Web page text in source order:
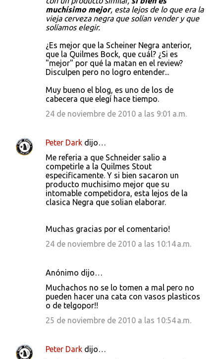
muchísimo mejor, esta lejos de lo que era la
vieja cerveza negra que solían vender y que
solíamos elegir.
¿Es mejor que la Scheiner Negra anterior,
que la Quilmes Bock, que cuál? ¿Si es
"mejor" por qué la matan en el review?
Disculpen pero no logro entender...
Muy bueno el blog, es uno de los de
cabecera que elegí hace tiempo.
24 de noviembre de 2010 a las 9:01 a.m.
Peter Dark dijo…
Me referia a que Schneider salio a
competirle a la Quilmes Stout
especificamente. Y si bien sacaron un
producto muchisimo mejor que su
intomable competidora, esta lejos de la
clasica Negra que solian elaborar.
Muchas gracias por el comentario!
24 de noviembre de 2010 a las 10:14 a.m.
Anónimo dijo…
Muchachos no se lo tomen a mal pero no
pueden hacer una cata con vasos plasticos
o de telgopor!!
25 de noviembre de 2010 a las 10:54 a.m.
Peter Dark dijo…